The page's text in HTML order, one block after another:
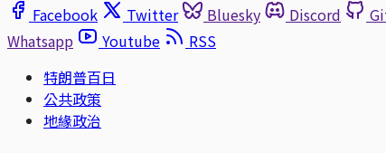
Facebook
Twitter Bluesky Discord
Whatsapp
Youtube
RSS
特朗普百日
公共政策
地緣政治